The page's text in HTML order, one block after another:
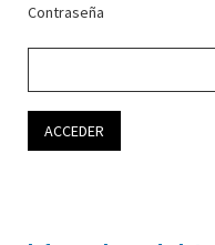
Contraseña